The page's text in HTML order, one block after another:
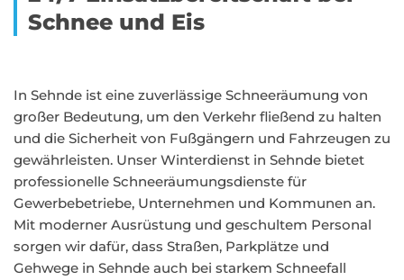
Schnee und Eis
In Sehnde ist eine zuverlässige Schneeräumung von
großer Bedeutung, um den Verkehr fließend zu halten
und die Sicherheit von Fußgängern und Fahrzeugen zu
gewährleisten. Unser Winterdienst in Sehnde bietet
professionelle Schneeräumungsdienste für
Gewerbebetriebe, Unternehmen und Kommunen an.
Mit moderner Ausrüstung und geschultem Personal
sorgen wir dafür, dass Straßen, Parkplätze und
Gehwege in Sehnde auch bei starkem Schneefall